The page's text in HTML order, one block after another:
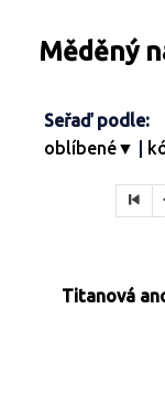
Měděný
Seřaď podle:
oblíbené▼
Titanová